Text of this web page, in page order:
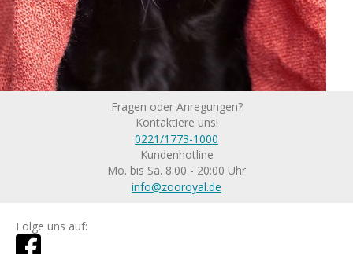
Fragen oder Anregungen?
Kontaktiere uns!
0221/1773-1000
Kundenhotline
Mo. bis Sa. 8:00 - 20:00 Uhr
info@zooroyal.de
Folge uns auf: